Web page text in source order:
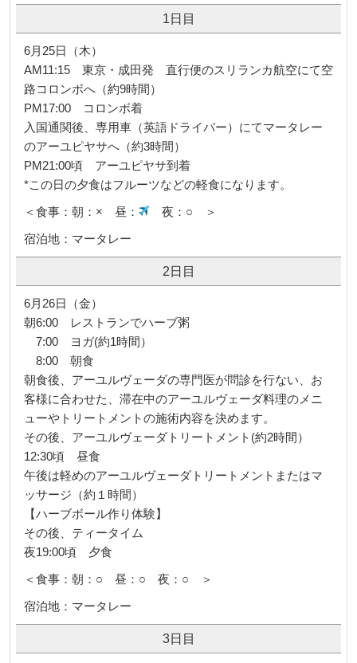
1日目
6月25日（木）
AM11:15 東京・成田発 直行便のスリランカ航空にて空
路コロンボへ（約9時間）
PM17:00 コロンボ着
入国通関後、専用車（英語ドライバー）にてマータレー
のアーユピヤサへ（約3時間）
PM21:00頃 アーユピヤサ到着
*この日の夕食はフルーツなどの軽食になります。
＜食事：朝：× 昼：
夜：○ ＞
宿泊地：マータレー
2日目
6月26日（金）
朝6:00 レストランでハーブ粥
7:00 ヨガ(約1時間）
8:00 朝食
朝食後、アーユルヴェーダの専門医が問診を行ない、お
客様に合わせた、滞在中のアーユルヴェーダ料理のメニ
ューやトリートメントの施術内容を決めます。
その後、アーユルヴェーダトリートメント(約2時間）
12:30頃 昼食
午後は軽めのアーユルヴェーダトリートメントまたはマ
ッサージ（約１時間）
【ハーブボール作り体験】
その後、ティータイム
夜19:00頃 夕食
＜食事：朝：○ 昼：○ 夜：○ ＞
宿泊地：マータレー
3日目